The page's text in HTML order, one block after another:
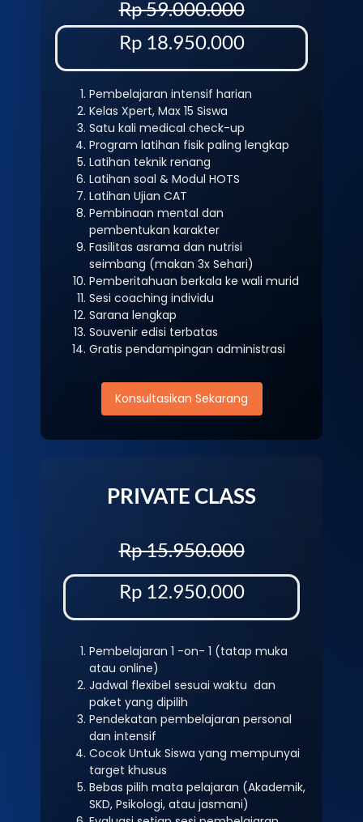
Rp 59.000.000
Rp 18.950.000
Pembelajaran intensif harian
Kelas Xpert, Max 15 Siswa
Satu kali medical check-up
Program latihan fisik paling lengkap
Latihan teknik renang
Latihan soal & Modul HOTS
Latihan Ujian CAT
Pembinaan mental dan
pembentukan karakter
Fasilitas asrama dan nutrisi
seimbang (makan 3x Sehari)
Pemberitahuan berkala ke wali murid
Sesi coaching individu
Sarana lengkap
Souvenir edisi terbatas
Gratis pendampingan administrasi
Konsultasikan Sekarang
PRIVATE CLASS
Rp 15.950.000
Rp 12.950.000
Pembelajaran 1 -on- 1 (tatap muka
atau online)
Jadwal flexibel sesuai waktu dan
paket yang dipilih
Pendekatan pembelajaran personal
dan intensif
Cocok Untuk Siswa yang mempunyai
target khusus
Bebas pilih mata pelajaran (Akademik,
SKD, Psikologi, atau jasmani)